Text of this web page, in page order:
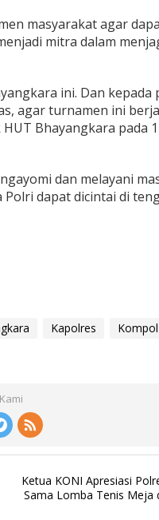
masyarakat agar
mitra dalam
ini. Dan kepada
agar turnamen ini
Bhayangkara pada 1
dan melayani
Polri dapat dicintai di
Kapolres
Ketua KONI Apresiasi
Sama Lomba Tenis Meja